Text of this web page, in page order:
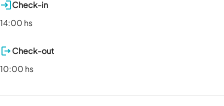
Check-in
14:00 hs
Check-out
10:00 hs